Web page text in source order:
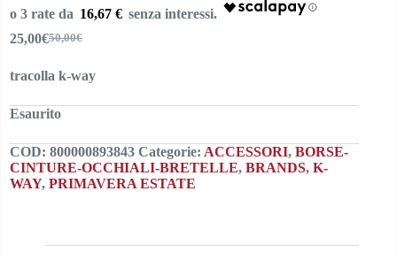
16,67 €
50,00€
Il
originale
50,00€.
25,00€Il
attuale
25,00€.
tracolla k-way
Esaurito
COD: 800000893843 Categorie: ACCESSORI, BORSE-
CINTURE-OCCHIALI-BRETELLE, BRANDS, K-
WAY, PRIMAVERA ESTATE